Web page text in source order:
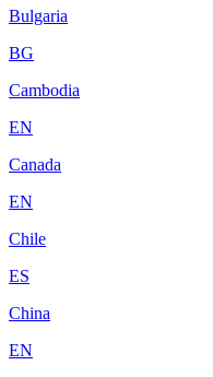
Bulgaria
BG
Cambodia
EN
Canada
EN
Chile
ES
China
EN